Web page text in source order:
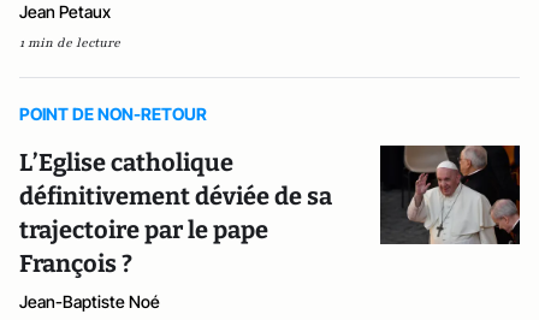
Jean Petaux
1 min de lecture
POINT DE NON-RETOUR
L’Eglise catholique
définitivement déviée de sa
trajectoire par le pape
François ?
Jean-Baptiste Noé